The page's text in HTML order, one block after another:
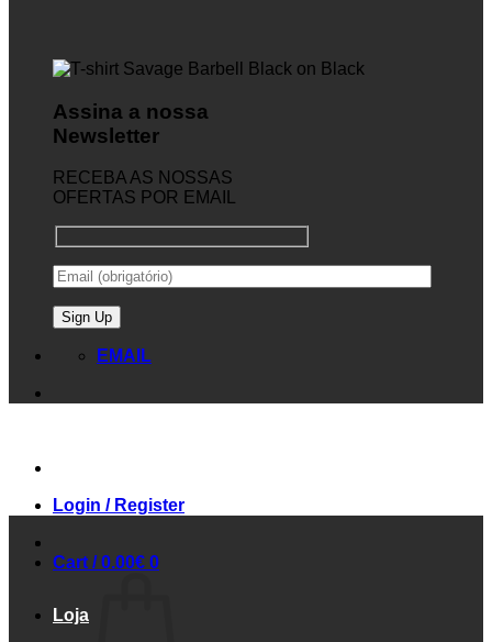
Assina a nossa
Newsletter
RECEBA AS NOSSAS
OFERTAS POR EMAIL
EMAIL
Login / Register
Cart /0.00€ 0
Loja